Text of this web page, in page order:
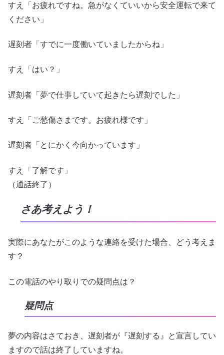
すえ「お疲れですね。急がなくていいから安全運転で来て
ください」
遅刻者「すでに一度働いていましたからね」
すえ「はい？」
遅刻者「夢で仕事していて起きたら遅刻でした」
すえ「ご愁傷さまです。お疲れ様です」
遅刻者「とにかく今向かっています」
すえ「了解です」
（通話終了）
さあ考えよう！
実際にあなたがこのような連絡を受けた場合、どう考えま
す？
この電話のやり取りでの疑問点は？
疑問点
夢の内容はさておき、遅刻者が『遅刻する』と宣言してい
ますので話は終了していますね。